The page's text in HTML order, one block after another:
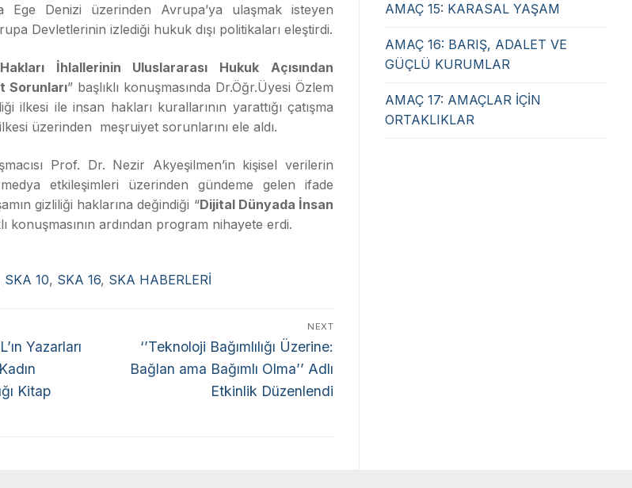
Ege Denizi üzerinden Avrupa’ya ulaşmak isteyen
Devletlerinin izlediği hukuk dışı politikaları eleştirdi.
İhlallerinin Uluslararası Hukuk Açısından
Sorunları” başlıklı konuşmasında Dr.Öğr.Üyesi Özlem
ilkesi ile insan hakları kurallarının yarattığı çatışma
üzerinden meşruiyet sorunlarını ele aldı.
Prof. Dr. Nezir Akyeşilmen’in kişisel verilerin
etkileşimleri üzerinden gündeme gelen ifade
gizliliği haklarına değindiği “Dijital Dünyada İnsan
konuşmasının ardından program nihayete erdi.
SKA 10, SKA 16, SKA HABERLERİ
Yazarları
Kitap
NEXT
‘’Teknoloji Bağımlılığı Üzerine:
Bağlan ama Bağımlı Olma’’ Adlı
Etkinlik Düzenlendi
AMAÇ 15: KARASAL YAŞAM
AMAÇ 16: BARIŞ, ADALET VE
GÜÇLÜ KURUMLAR
AMAÇ 17: AMAÇLAR İÇİN
ORTAKLIKLAR